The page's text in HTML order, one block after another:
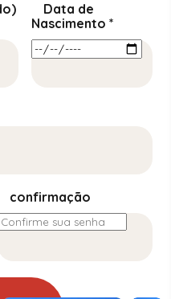
Data de
Nascimento *
confirmação